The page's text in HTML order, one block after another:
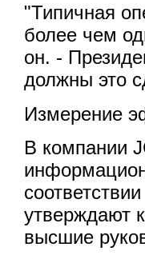
"Типичная
более чем
он. -
должны это
Измерение
В компании
утверждают
высшие